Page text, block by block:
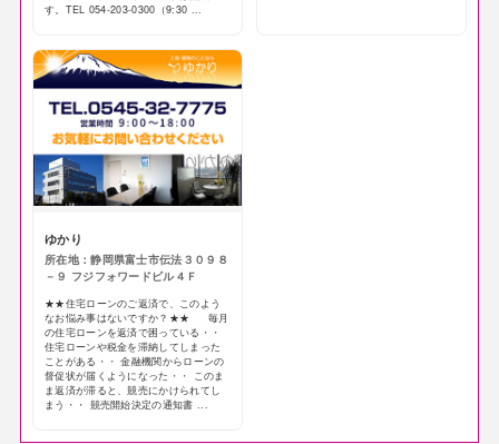
す。TEL 054-203-0300（9:30 ...
ゆかり
所在地：静岡県富士市伝法３０９８
－９ フジフォワードビル４Ｆ
★★住宅ローンのご返済で、このよう
なお悩み事はないですか？★★ 毎月
の住宅ローンを返済で困っている・・
住宅ローンや税金を滞納してしまった
ことがある・・ 金融機関からローンの
督促状が届くようになった・・ このま
ま返済が滞ると、競売にかけられてし
まう・・ 競売開始決定の通知書 ...